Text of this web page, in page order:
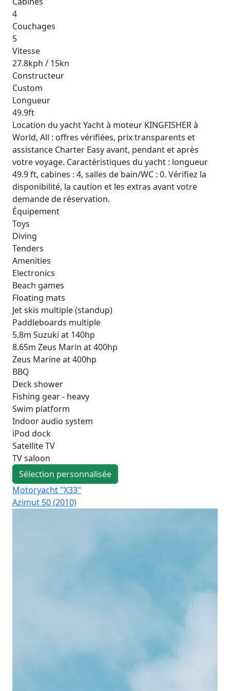
4
Couchages
5
Vitesse
27.8kph / 15kn
Constructeur
Custom
Longueur
49.9ft
Location du yacht Yacht à moteur KINGFISHER à
World, All : offres vérifiées, prix transparents et
assistance Charter Easy avant, pendant et après
votre voyage. Caractéristiques du yacht : longueur
49.9 ft, cabines : 4, salles de bain/WC : 0. Vérifiez la
disponibilité, la caution et les extras avant votre
demande de réservation.
Équipement
Toys
Diving
Tenders
Amenities
Electronics
Beach games
Floating mats
Jet skis multiple (standup)
Paddleboards multiple
5.8m Suzuki at 140hp
8.65m Zeus Marin at 400hp
Zeus Marine at 400hp
BBQ
Deck shower
Fishing gear - heavy
Swim platform
Indoor audio system
iPod dock
Satellite TV
TV saloon
Sélection personnalisée
Motoryacht "X33"
Azimut 50 (2010)